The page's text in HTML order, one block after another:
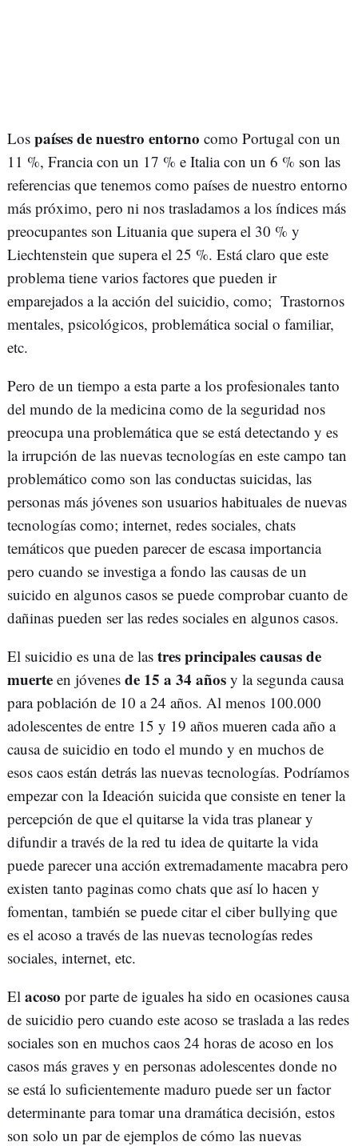
Los países de nuestro entorno como Portugal con un
11 %, Francia con un 17 % e Italia con un 6 % son las
referencias que tenemos como países de nuestro entorno
más próximo, pero ni nos trasladamos a los índices más
preocupantes son Lituania que supera el 30 % y
Liechtenstein que supera el 25 %. Está claro que este
problema tiene varios factores que pueden ir
emparejados a la acción del suicidio, como; Trastornos
mentales, psicológicos, problemática social o familiar,
etc.
Pero de un tiempo a esta parte a los profesionales tanto
del mundo de la medicina como de la seguridad nos
preocupa una problemática que se está detectando y es
la irrupción de las nuevas tecnologías en este campo tan
problemático como son las conductas suicidas, las
personas más jóvenes son usuarios habituales de nuevas
tecnologías como; internet, redes sociales, chats
temáticos que pueden parecer de escasa importancia
pero cuando se investiga a fondo las causas de un
suicido en algunos casos se puede comprobar cuanto de
dañinas pueden ser las redes sociales en algunos casos.
El suicidio es una de las tres principales causas de
muerte en jóvenes de 15 a 34 años y la segunda causa
para población de 10 a 24 años. Al menos 100.000
adolescentes de entre 15 y 19 años mueren cada año a
causa de suicidio en todo el mundo y en muchos de
esos caos están detrás las nuevas tecnologías. Podríamos
empezar con la Ideación suicida que consiste en tener la
percepción de que el quitarse la vida tras planear y
difundir a través de la red tu idea de quitarte la vida
puede parecer una acción extremadamente macabra pero
existen tanto paginas como chats que así lo hacen y
fomentan, también se puede citar el ciber bullying que
es el acoso a través de las nuevas tecnologías redes
sociales, internet, etc.
El acoso por parte de iguales ha sido en ocasiones causa
de suicidio pero cuando este acoso se traslada a las redes
sociales son en muchos caos 24 horas de acoso en los
casos más graves y en personas adolescentes donde no
se está lo suficientemente maduro puede ser un factor
determinante para tomar una dramática decisión, estos
son solo un par de ejemplos de cómo las nuevas